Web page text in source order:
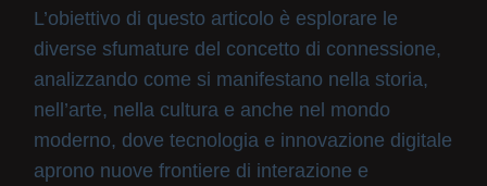
L’obiettivo di questo articolo è esplorare le
diverse sfumature del concetto di connessione,
analizzando come si manifestano nella storia,
nell’arte, nella cultura e anche nel mondo
moderno, dove tecnologia e innovazione digitale
aprono nuove frontiere di interazione e